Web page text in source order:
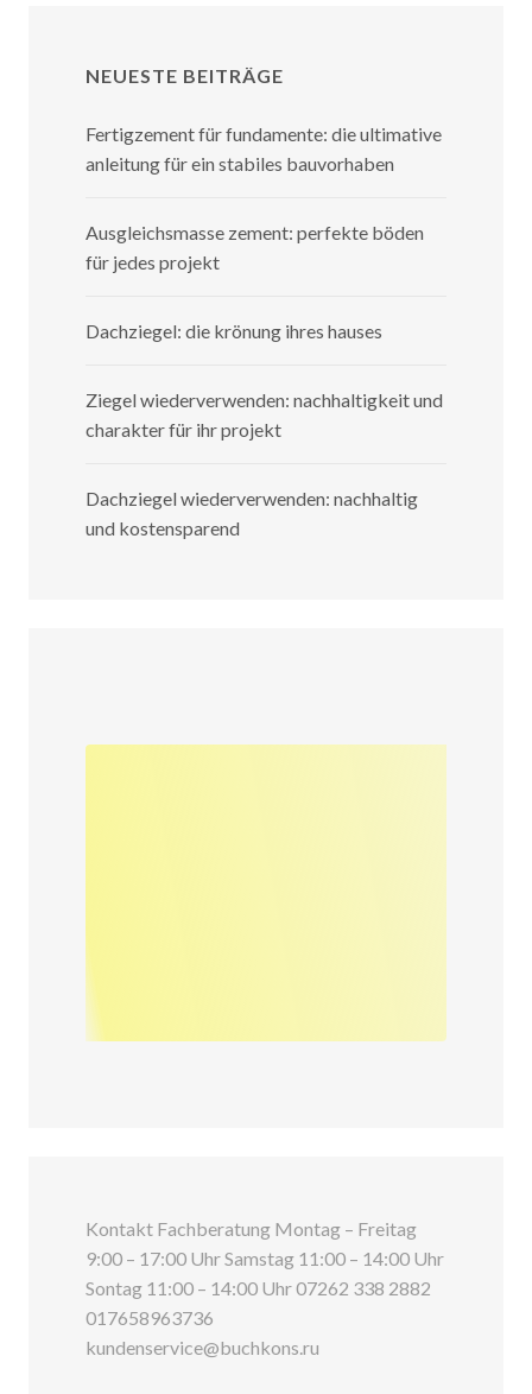
NEUESTE BEITRÄGE
Fertigzement für fundamente: die ultimative
anleitung für ein stabiles bauvorhaben
Ausgleichsmasse zement: perfekte böden
für jedes projekt
Dachziegel: die krönung ihres hauses
Ziegel wiederverwenden: nachhaltigkeit und
charakter für ihr projekt
Dachziegel wiederverwenden: nachhaltig
und kostensparend
Kontakt Fachberatung Montag – Freitag
9:00 – 17:00 Uhr Samstag 11:00 – 14:00 Uhr
Sontag 11:00 – 14:00 Uhr 07262 338 2882
017658963736
kundenservice@buchkons.ru